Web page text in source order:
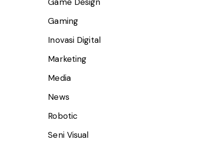
Gaming
Inovasi Digital
Marketing
Media
News
Robotic
Seni Visual